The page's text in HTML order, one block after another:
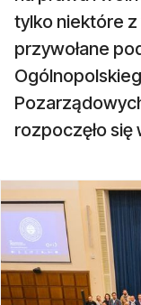
tylko niektóre
przywołane
rozpoczęło się